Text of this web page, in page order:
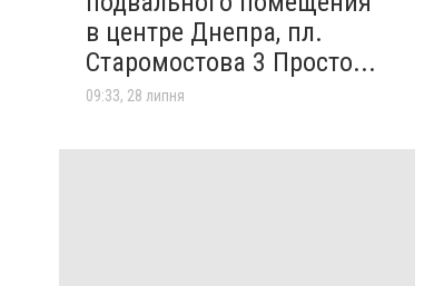
в центре Днепра, пл.
Старомостова 3 Просто...
09:33, 28 липня